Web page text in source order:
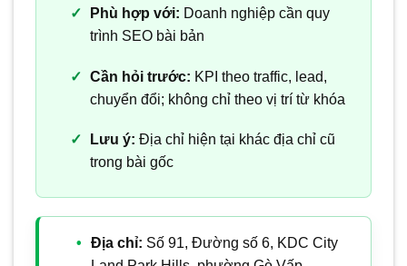
Phù hợp với: Doanh nghiệp cần quy
trình SEO bài bản
Cần hỏi trước: KPI theo traffic, lead,
chuyển đổi; không chỉ theo vị trí từ khóa
Lưu ý: Địa chỉ hiện tại khác địa chỉ cũ
trong bài gốc
Địa chỉ: Số 91, Đường số 6, KDC City